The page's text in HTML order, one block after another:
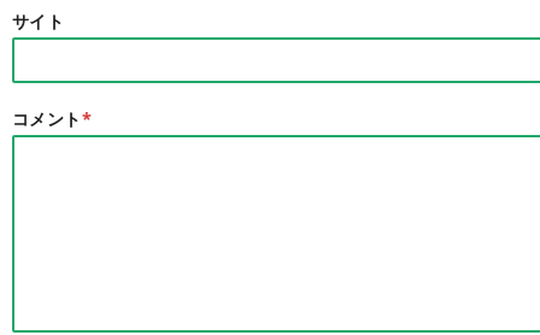
サイト
コメント*